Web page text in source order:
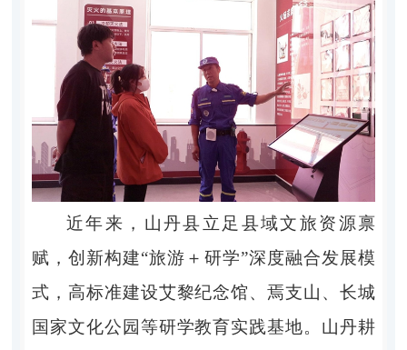
近年来，山丹县立足县域文旅资源禀
赋，创新构建“旅游＋研学”深度融合发展模
式，高标准建设艾黎纪念馆、焉支山、长城
国家文化公园等研学教育实践基地。山丹耕